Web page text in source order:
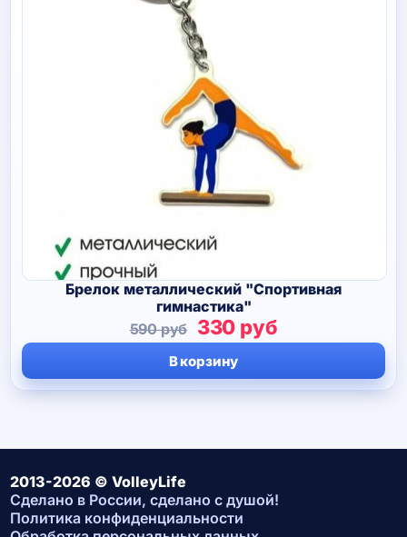
Брелок металлический "Спортивная
гимнастика"
590руб Первоначальная
цена
составляла
590 руб.
330 рубТекущая
цена:
330 руб.
В корзину
2013-2026 © VolleyLife
Сделано в России, сделано с душой!
Политика конфиденциальности